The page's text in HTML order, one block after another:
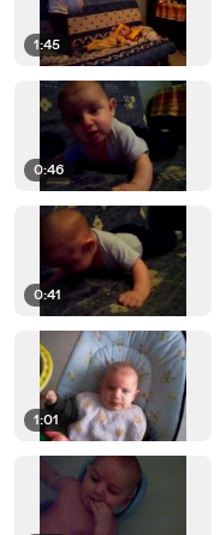
1:45
0:46
0:41
1:01